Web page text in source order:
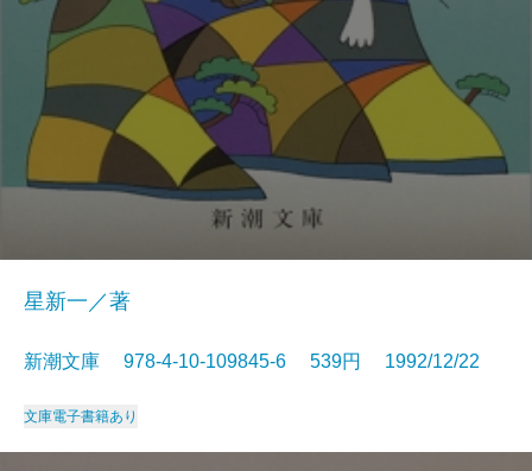
星新一／著
新潮文庫 978-4-10-109845-6 539円 1992/12/22
文庫電子書籍あり